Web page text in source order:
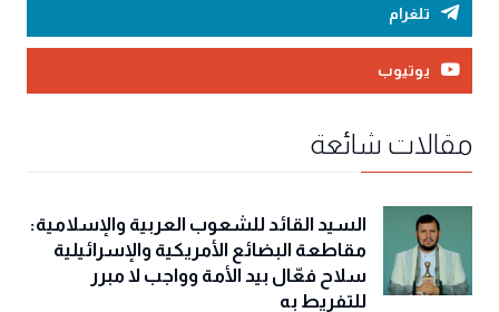
تلغرام
يوتيوب
مقالات شائعة
السيد القائد للشعوب العربية والإسلامية:
مقاطعة البضائع الأمريكية والإسرائيلية
سلاح فعّال بيد الأمة وواجب لا مبرر
للتفريط به